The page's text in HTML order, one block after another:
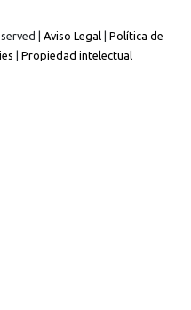
| Aviso Legal
Política de
Propiedad intelectual